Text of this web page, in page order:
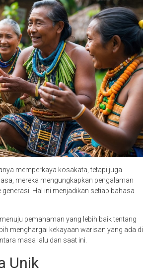
memperkaya kosakata, tetapi juga
mereka mengungkapkan pengalaman
Hal ini menjadikan setiap bahasa
pemahaman yang lebih baik tentang
menghargai kekayaan warisan yang ada di
masa lalu dan saat ini.
Unik